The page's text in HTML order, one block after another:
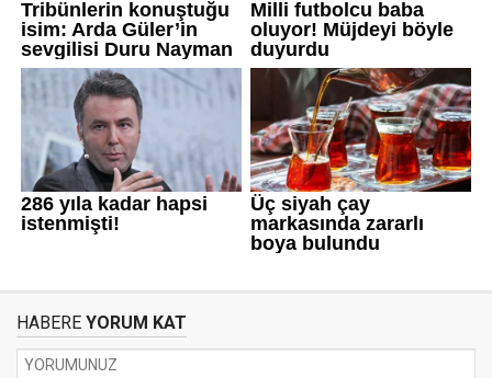
HABERE YORUM KAT